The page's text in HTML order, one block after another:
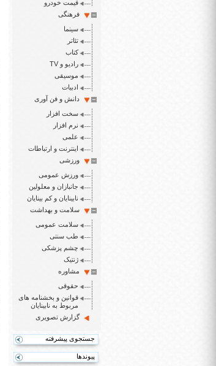
قیمت خودرو
فرهنگی
سینما
تئاتر
کتاب
رادیو و TV
موسیقی
ادبیات
دانش و فن آوری
سخت افزار
نرم افزار
علمی
اینترنت و ارتباطات
ورزشی
ورزش عمومی
جانبازان و معلولین
نابینایان و کم بینایان
سلامت و بهداشت
سلامت عمومی
طب سنتی
چشم پزشکی
ژنتیک
مشاوره
حقوقی
قوانین و بخشنامه های
مربوط به نابینایان
گزارش تصویری
جستجوی پیشرفته
پیوندها